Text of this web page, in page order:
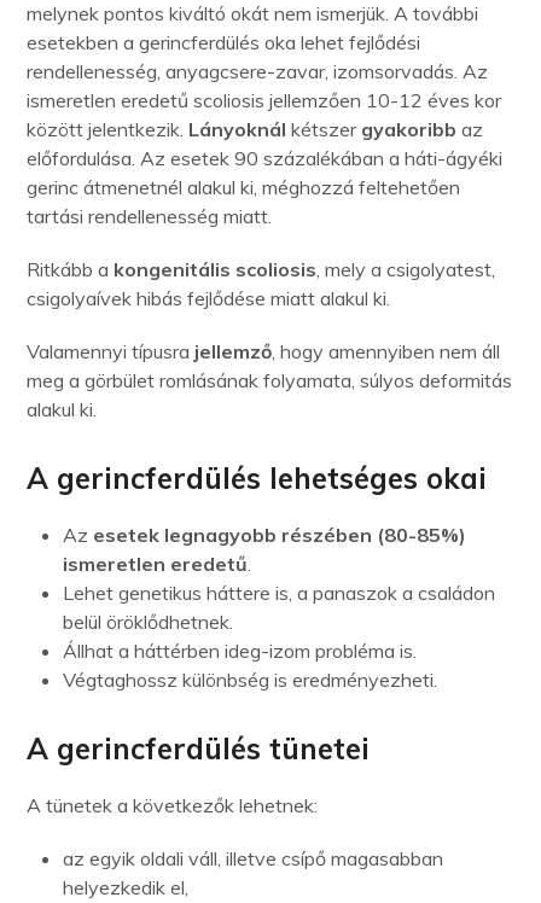
melynek pontos kiváltó okát nem ismerjük. A további
esetekben a gerincferdülés oka lehet fejlődési
rendellenesség, anyagcsere-zavar, izomsorvadás. Az
ismeretlen eredetű scoliosis jellemzően 10-12 éves kor
között jelentkezik. Lányoknál kétszer gyakoribb az
előfordulása. Az esetek 90 százalékában a háti-ágyéki
gerinc átmenetnél alakul ki, méghozzá feltehetően
tartási rendellenesség miatt.
Ritkább a kongenitális scoliosis, mely a csigolyatest,
csigolyaívek hibás fejlődése miatt alakul ki.
Valamennyi típusra jellemző, hogy amennyiben nem áll
meg a görbület romlásának folyamata, súlyos deformitás
alakul ki.
A gerincferdülés lehetséges okai
Az esetek legnagyobb részében (80-85%)
ismeretlen eredetű.
Lehet genetikus háttere is, a panaszok a családon
belül öröklődhetnek.
Állhat a háttérben ideg-izom probléma is.
Végtaghossz különbség is eredményezheti.
A gerincferdülés tünetei
A tünetek a következők lehetnek:
az egyik oldali váll, illetve csípő magasabban
helyezkedik el,